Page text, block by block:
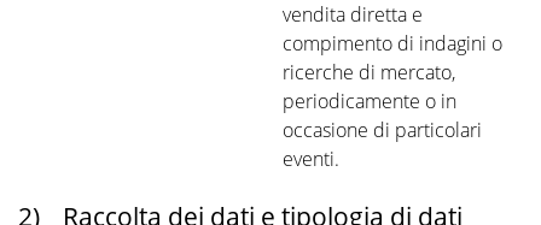
vendita diretta e
compimento di indagini o
ricerche di mercato,
periodicamente o in
occasione di particolari
eventi.
2)
Raccolta dei dati e tipologia di dati